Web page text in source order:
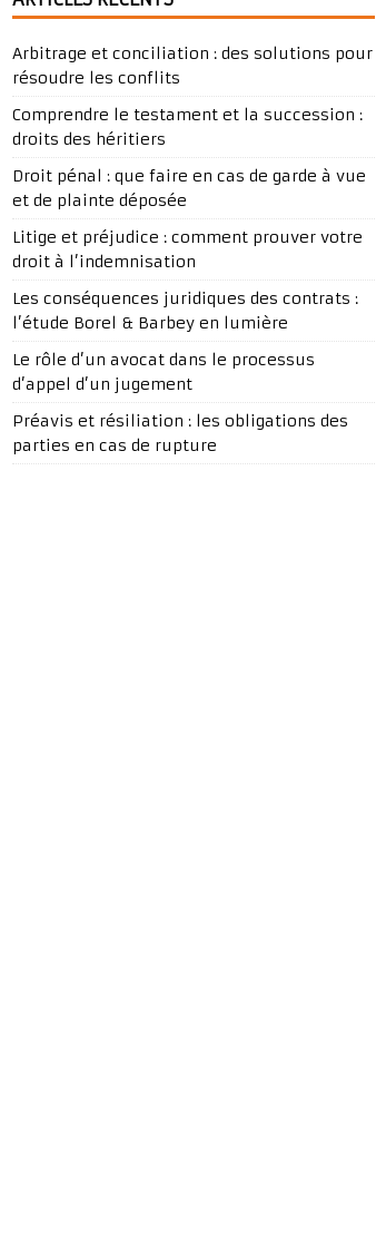
Arbitrage et conciliation : des solutions pour
résoudre les conflits
Comprendre le testament et la succession :
droits des héritiers
Droit pénal : que faire en cas de garde à vue
et de plainte déposée
Litige et préjudice : comment prouver votre
droit à l’indemnisation
Les conséquences juridiques des contrats :
l’étude Borel & Barbey en lumière
Le rôle d’un avocat dans le processus
d’appel d’un jugement
Préavis et résiliation : les obligations des
parties en cas de rupture